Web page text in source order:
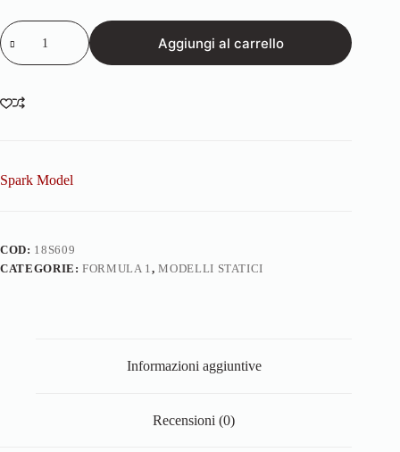
RED
BULL
RACING
M.VERSTAPPEN
Aggiungi al carrello
Spark Model
COD: 18S609
CATEGORIE:FORMULA 1,MODELLI STATICI
Informazioni aggiuntive
Recensioni (0)